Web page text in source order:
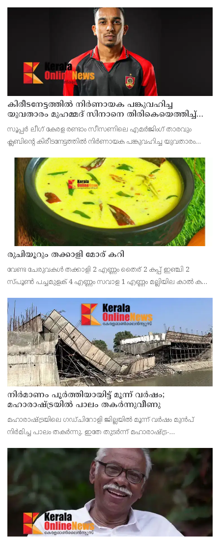
കിരീടനേട്ടത്തില്‍ നിര്‍ണായക പങ്കുവഹിച്ച
യുവതാരം മുഹമ്മദ് സിനാനെ തിരികെയെത്തിച്ച്
കണ്ണൂര്‍ വാരിയേഴ്സ് എഫ്സി
സൂപ്പര്‍ ലീഗ് കേരള രണ്ടാം സീസണിലെ എമര്‍ജിംഗ് താരവും
ക്ലബിന്റെ കിരീടനേട്ടത്തില്‍ നിര്‍ണായക പങ്കുവഹിച്ച യുവതാരം
എഫ്സി. സൂപ്പര്‍ ലീഗ് കിരീട നേട്ടത്തി
രുചിയൂറും തക്കാളി മോര് കറി
വേണ്ട ചേരുവകൾ തക്കാളി 2 എണ്ണം തൈര് 2 കപ്പ് ഇഞ്ചി 2
സ്പൂൺ പച്ചമുളക് 4 എണ്ണം സവാള 1 എണ്ണം മല്ലിയില കാൽ കപ്പ്
കറിവേപ്പില 2 തണ്ട് തയ്യാറാക്കുന്ന വിധം തക്കാ
നിർമാണം പൂർത്തിയായിട്ട് മൂന്ന് വർഷം;
മഹാരാഷ്ട്രയിൽ പാലം തകർന്നുവീണു
മഹാരാഷ്ട്രയിലെ ഗഡ്ചിറോളി ജില്ലയിൽ മൂന്ന് വർഷം മുൻപ്
നിർമിച്ച പാലം തകർന്നു. ഇതേ തുടർന്ന് മഹാരാഷ്ട്ര-
ഗതാഗതം നിലച്ചു. ബന്ദിയ നദിക്ക് കുറുകെ നിർമിച്ച 10